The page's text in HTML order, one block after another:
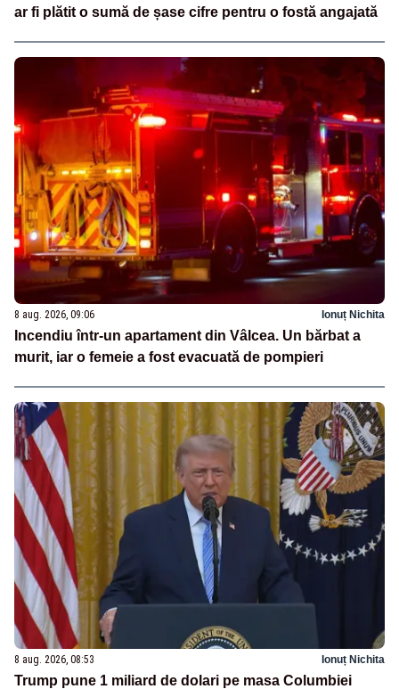
ar fi plătit o sumă de șase cifre pentru o fostă angajată
8 aug. 2026, 09:06 Ionuț Nichita
Incendiu într-un apartament din Vâlcea. Un bărbat a
murit, iar o femeie a fost evacuată de pompieri
8 aug. 2026, 08:53 Ionuț Nichita
Trump pune 1 miliard de dolari pe masa Columbiei